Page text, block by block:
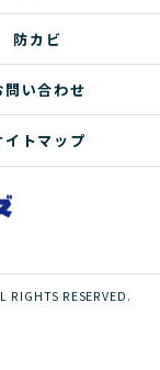
防カビ
問い合わせ
イトマップ
RESERVED.